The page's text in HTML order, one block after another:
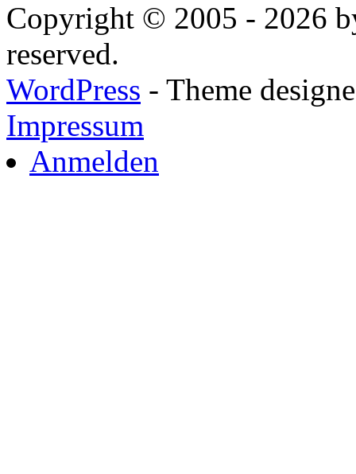
Copyright © 2005 - 2026
reserved.
WordPress - Theme
Impressum
Anmelden